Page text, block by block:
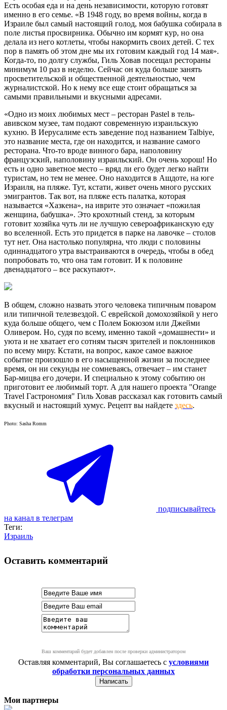
Есть особая еда и на день независимости, которую готовят
именно в его семье. «В 1948 году, во время войны, когда в
Израиле был самый настоящий голод, моя бабушка собирала в
поле листья просвирника. Обычно им кормят кур, но она
делала из него котлеты, чтобы накормить своих детей. С тех
пор в память об этом дне мы их готовим каждый год 14 мая».
Когда-то, по долгу службы, Гиль Ховав посещал рестораны
минимум 10 раз в неделю. Сейчас он куда больше занять
просветительской и общественной деятельностью, чем
журналистской. Но к нему все еще стоит обращаться за
самыми правильными и вкусными адресами.
«Одно из моих любимых мест – ресторан Pastel в тель-
авивском музее, там подают современную израильскую
кухню. В Иерусалиме есть заведение под названием Talbiye,
это название места, где он находится, и название самого
ресторана. Что-то вроде винного бара, наполовину
французский, наполовину израильский. Он очень хорош! Но
есть и одно заветное место – вряд ли его будет легко найти
туристам, но тем не менее. Оно находится в Ашдоте, на юге
Израиля, на пляже. Тут, кстати, живет очень много русских
эмигрантов. Так вот, на пляже есть палатка, которая
называется «Хазкена», на иврите это означает «пожилая
женщина, бабушка». Это крохотный стенд, за которым
готовит хозяйка чуть ли не лучшую североафриканскую еду
во вселенной. Есть это придется в парке на лавочке – столов
тут нет. Она настолько популярна, что люди с половины
одиннадцатого утра выстраиваются в очередь, чтобы в обед
попробовать то, что она там готовит. И к половине
двенадцатого – все раскупают».
В общем, сложно назвать этого человека типичным поваром
или типичной телезвездой. С еврейской домохозяйкой у него
куда больше общего, чем с Полем Бокюзом или Джейми
Оливером. Но, судя по всему, именно такой «домашнести» и
уюта и не хватает его сотням тысяч зрителей и поклонников
по всему миру. Кстати, на вопрос, какое самое важное
событие произошло в его насыщенной жизни за последнее
время, он ни секунды не сомневаясь, отвечает – им станет
Бар-мицва его дочери. И специально к этому событию он
приготовит ее любимый торт. А для нашего проекта "Orange
Travel Гастрономия" Гиль Ховав рассказал как готовить самый
вкусный и настоящий хумус. Рецепт вы найдете здесь.
Photo: Sasha Romm
подписывайтесь
на канал в телеграм
Теги:
Израиль
Оставить комментарий
Ваш комментарий будет добавлен после проверки администратором
Оставляя комментарий, Вы соглашаетесь с условиями
обработки персональных данных
Мои партнеры